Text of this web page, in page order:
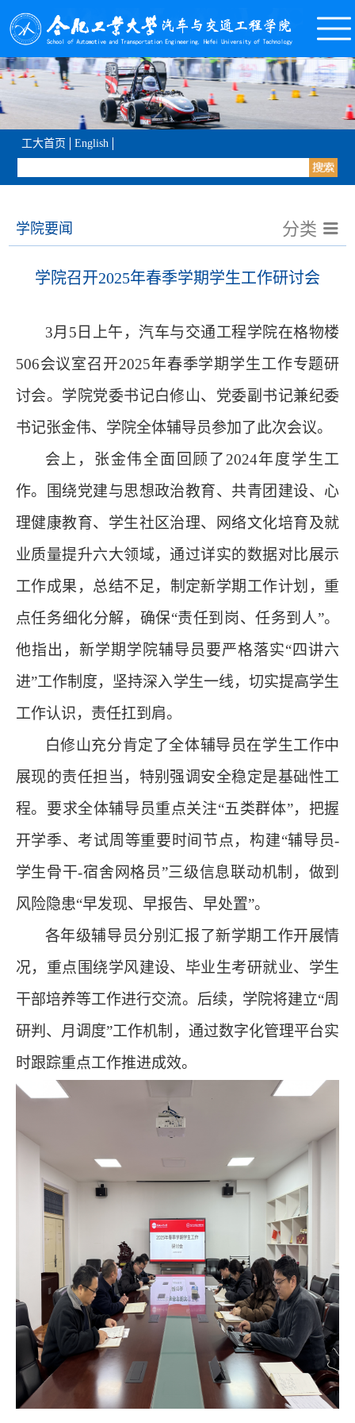
工大首页 English
学院要闻 分类
学院召开2025年春季学期学生工作研讨会
3月5日上午，汽车与交通工程学院在格物楼
506会议室召开2025年春季学期学生工作专题研
讨会。学院党委书记白修山、党委副 书记兼纪委
书记张金伟、学院全体辅导员参加 了此次会议。
会上，张金伟全面回顾了 2024年度学生工
作。围绕党建与思想政治教育、共青团建设、心
理健康教育、学生社区治理、网络文化培育及就
业质量提升六大领域，通过详实的数据对比展示
工作成果 ， 总结不足，制定新学期工作计划， 重
点任务细化分解，确保“责任到岗、任务到人”。
他指出，新学期学院辅导员要严格落实“四讲六
进”工作制度，坚持深入学生一线，切实提高学生
工作认识，责任扛到肩。
白修山充分肯定了全体辅导员在学生工作中
展现的责任担当，特别强调安全稳定是基础性工
程。要求全体辅导员重点关注“五类群体”，把握
开学季、考试周等重要时间节点，构建“辅导员-
学生骨干-宿舍网格员”三级信息联动机制，做到
风险隐患“早发现、早报告、早处置”。
各年级辅导员分别汇报了新学期工作开展情
况，重点围绕学风建设、毕业生考研就业、学生
干部培养等工作进行交流。 后续，学院将建立“周
研判、月调度”工作机制，通过数字化管理平台实
时跟踪重点工作推进成效。